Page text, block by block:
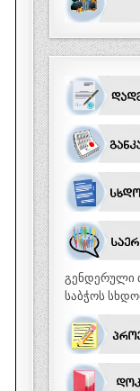
გენდერული
საბჭოს